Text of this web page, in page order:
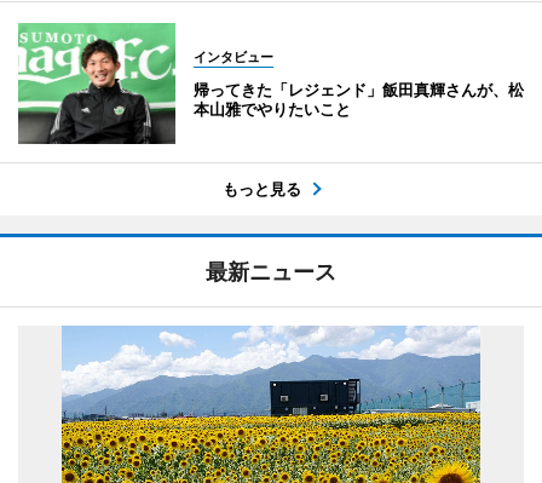
インタビュー
帰ってきた「レジェンド」飯田真輝さんが、松
本山雅でやりたいこと
もっと見る
最新ニュース